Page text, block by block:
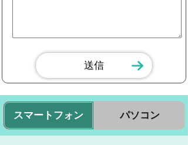
スマートフォン パソコン